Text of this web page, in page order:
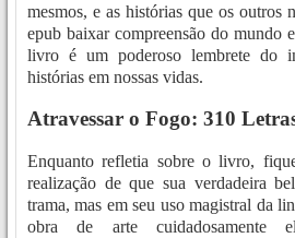
mesmos, e as histórias que os outros
epub baixar compreensão do mundo
livro é um poderoso lembrete do
histórias em nossas vidas.
Atravessar o Fogo: 310
Enquanto refletia sobre o livro,
realização de que sua verdadeira
trama, mas em seu uso magistral da
obra de arte cuidadosamente